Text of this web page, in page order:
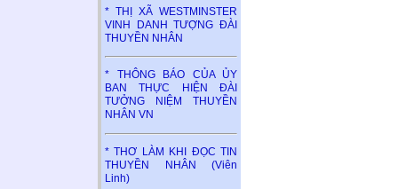
* THỊ XÃ WESTMINSTER
VINH DANH TƯỢNG ĐÀI
THUYỀN NHÂN
* THÔNG BÁO CỦA ỦY
BAN THỰC HIỆN ĐÀI
TƯỞNG NIỆM THUYỀN
NHÂN VN
* THƠ LÀM KHI ĐỌC TIN
THUYỀN NHÂN (Viên
Linh)